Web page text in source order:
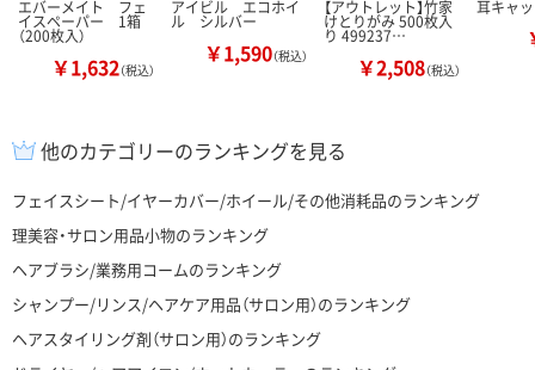
エバーメイト フェ
イスペーパー 1箱
（200枚入）
￥1,632（税込）
アイビル エコホイ
ル シルバー
￥1,590（税込）
【アウトレット】竹家
けとりがみ 500枚入
り 499237…
￥2,508（税込）
耳キャ
他のカテゴリーのランキングを見る
フェイスシート/イヤーカバー/ホイール/その他消耗品のランキング
理美容・サロン用品小物のランキング
ヘアブラシ/業務用コームのランキング
シャンプー/リンス/ヘアケア用品（サロン用）のランキング
ヘアスタイリング剤（サロン用）のランキング